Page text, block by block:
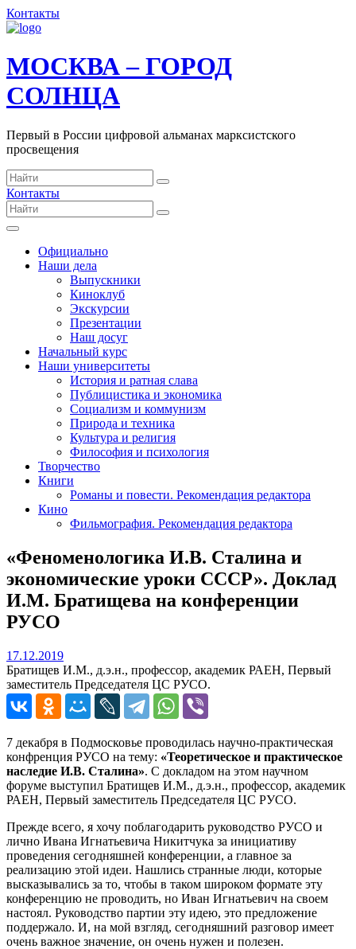
Контакты
МОСКВА – ГОРОД
СОЛНЦА
Первый в России цифровой альманах марксистского
просвещения
Контакты
Официально
Наши дела
Выпускники
Киноклуб
Экскурсии
Презентации
Наш досуг
Начальный курс
Наши университеты
История и ратная слава
Публицистика и экономика
Социализм и коммунизм
Природа и техника
Культура и религия
Философия и психология
Творчество
Книги
Романы и повести. Рекомендация редактора
Кино
Фильмография. Рекомендация редактора
«Феноменологика И.В. Сталина и
экономические уроки СССР». Доклад
И.М. Братищева на конференции
РУСО
17.12.201917.12.2019
Братищев И.М., д.э.н., профессор, академик РАЕН, Первый
заместитель Председателя ЦС РУСО.
7 декабря в Подмосковье проводилась научно-практическая
конфренция РУСО на тему: «Теоретическое и практическое
наследие И.В. Сталина». С докладом на этом научном
форуме выступил Братищев И.М., д.э.н., профессор, академик
РАЕН, Первый заместитель Председателя ЦС РУСО.
Прежде всего, я хочу поблагодарить руководство РУСО и
лично Ивана Игнатьевича Никитчука за инициативу
проведения сегодняшней конференции, а главное за
реализацию этой идеи. Нашлись странные люди, которые
высказывались за то, чтобы в таком широком формате эту
конференцию не проводить, но Иван Игнатьевич на своем
настоял. Руководство партии эту идею, это предложение
поддержало. И, на мой взгляд, сегодняшний разговор имеет
очень важное значение, он очень нужен и полезен.